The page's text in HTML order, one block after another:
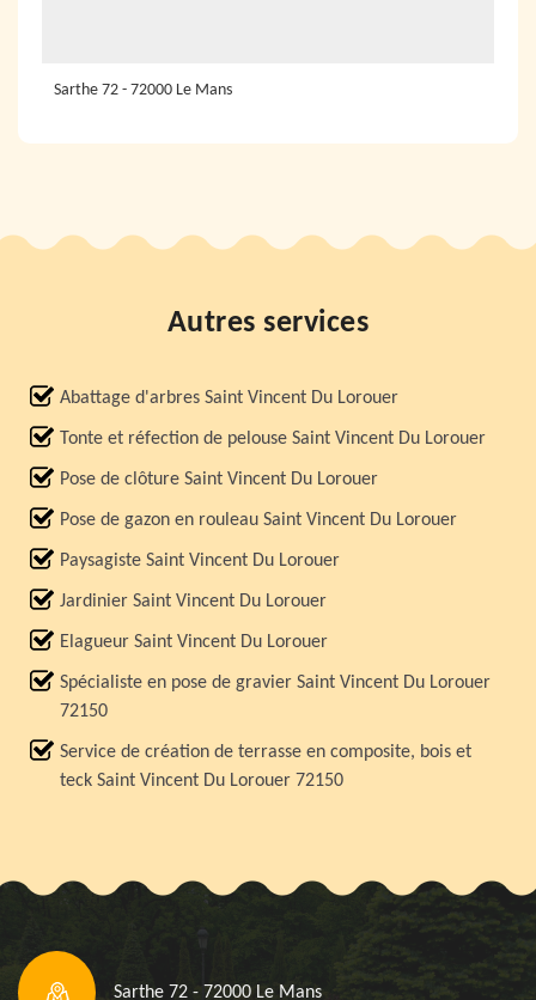
Sarthe 72 - 72000 Le Mans
Autres services
Abattage d'arbres Saint Vincent Du Lorouer
Tonte et réfection de pelouse Saint Vincent Du Lorouer
Pose de clôture Saint Vincent Du Lorouer
Pose de gazon en rouleau Saint Vincent Du Lorouer
Paysagiste Saint Vincent Du Lorouer
Jardinier Saint Vincent Du Lorouer
Elagueur Saint Vincent Du Lorouer
Spécialiste en pose de gravier Saint Vincent Du Lorouer
72150
Service de création de terrasse en composite, bois et
teck Saint Vincent Du Lorouer 72150
Sarthe 72 - 72000 Le Mans